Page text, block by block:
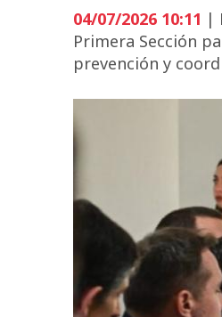
04/07/2026 10:11 |
Primera Sección
prevención y